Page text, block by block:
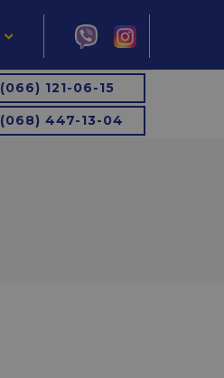
(066) 121-06-15
(068) 447-13-04